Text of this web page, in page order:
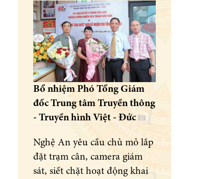
Bổ nhiệm Phó Tổng Giám
đốc Trung tâm Truyền thông
- Truyền hình Việt - Đức
Nghệ An yêu cầu chủ mỏ lắp
đặt trạm cân, camera giám
sát, siết chặt hoạt động khai